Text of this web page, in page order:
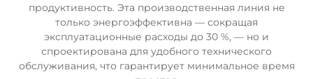
продуктивность. Эта производственная линия не
только энергоэффективна — сокращая
эксплуатационные расходы до 30 %, — но и
спроектирована для удобного технического
обслуживания, что гарантирует минимальное время